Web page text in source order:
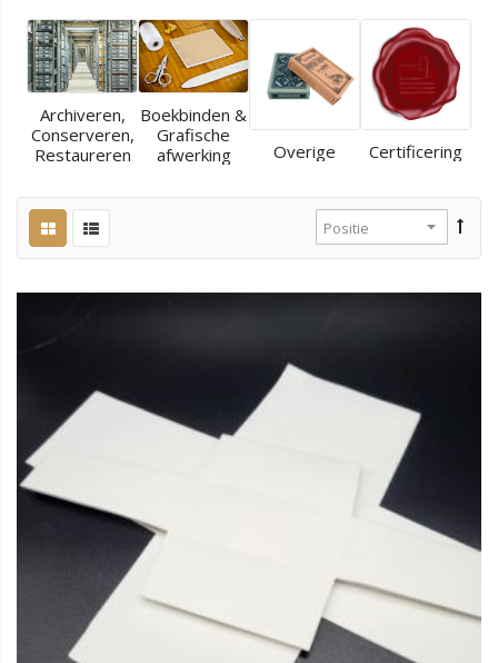
Archiveren,
Conserveren,
Restaureren
Boekbinden &
Grafische
afwerking
Overige Certificering